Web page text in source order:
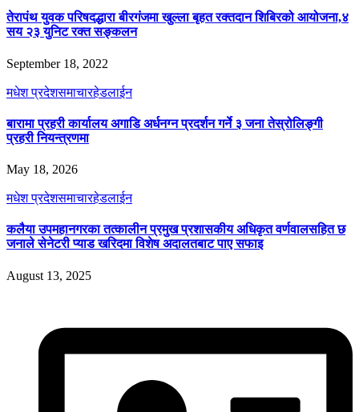
तेरापंथ युवक परिषदद्धारा बीरगंजमा खुल्ला बृहत रक्तदान शिबिरको आयोजना,४
सय २३ युनिट रक्त सङ्कलन
September 18, 2022
मधेश प्रदेशसमाचारहेडलाईन
बारामा प्रहरी कार्यालय अगाडि अर्धनग्न प्रदर्शन गर्ने ३ जना तेस्रोलिङ्गी
प्रहरी नियन्त्रणमा
May 18, 2026
मधेश प्रदेशसमाचारहेडलाईन
कलैया उपमहानगरका तत्कालीन प्रमुख प्रशासकीय अधिकृत वर्णवालसहित छ
जनाले सेनेटरी प्याड खरिदमा विशेष अदालतबाट पाए सफाइ
August 13, 2025